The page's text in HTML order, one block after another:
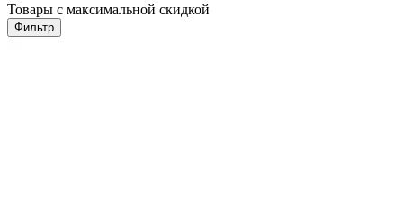
Товары с максимальной скидкой
Фильтр